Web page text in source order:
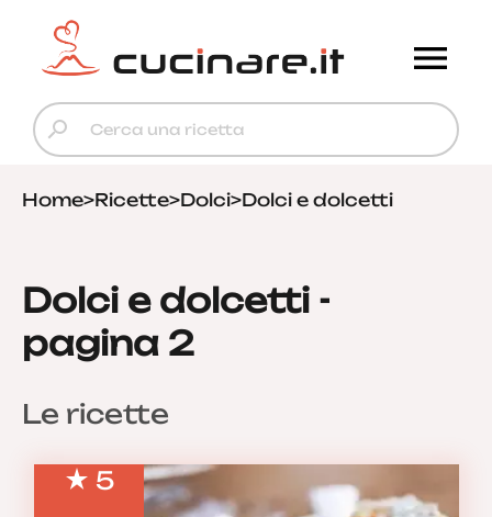
Home>Ricette>Dolci>Dolci e dolcetti
Dolci e dolcetti -
pagina 2
Le ricette
5